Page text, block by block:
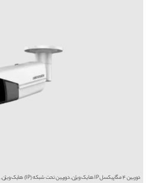
دوربین ۴ مگاپیکسل IP هایک ویژن ,دوربین تحت شبکه (IP) هایک ویژن ,